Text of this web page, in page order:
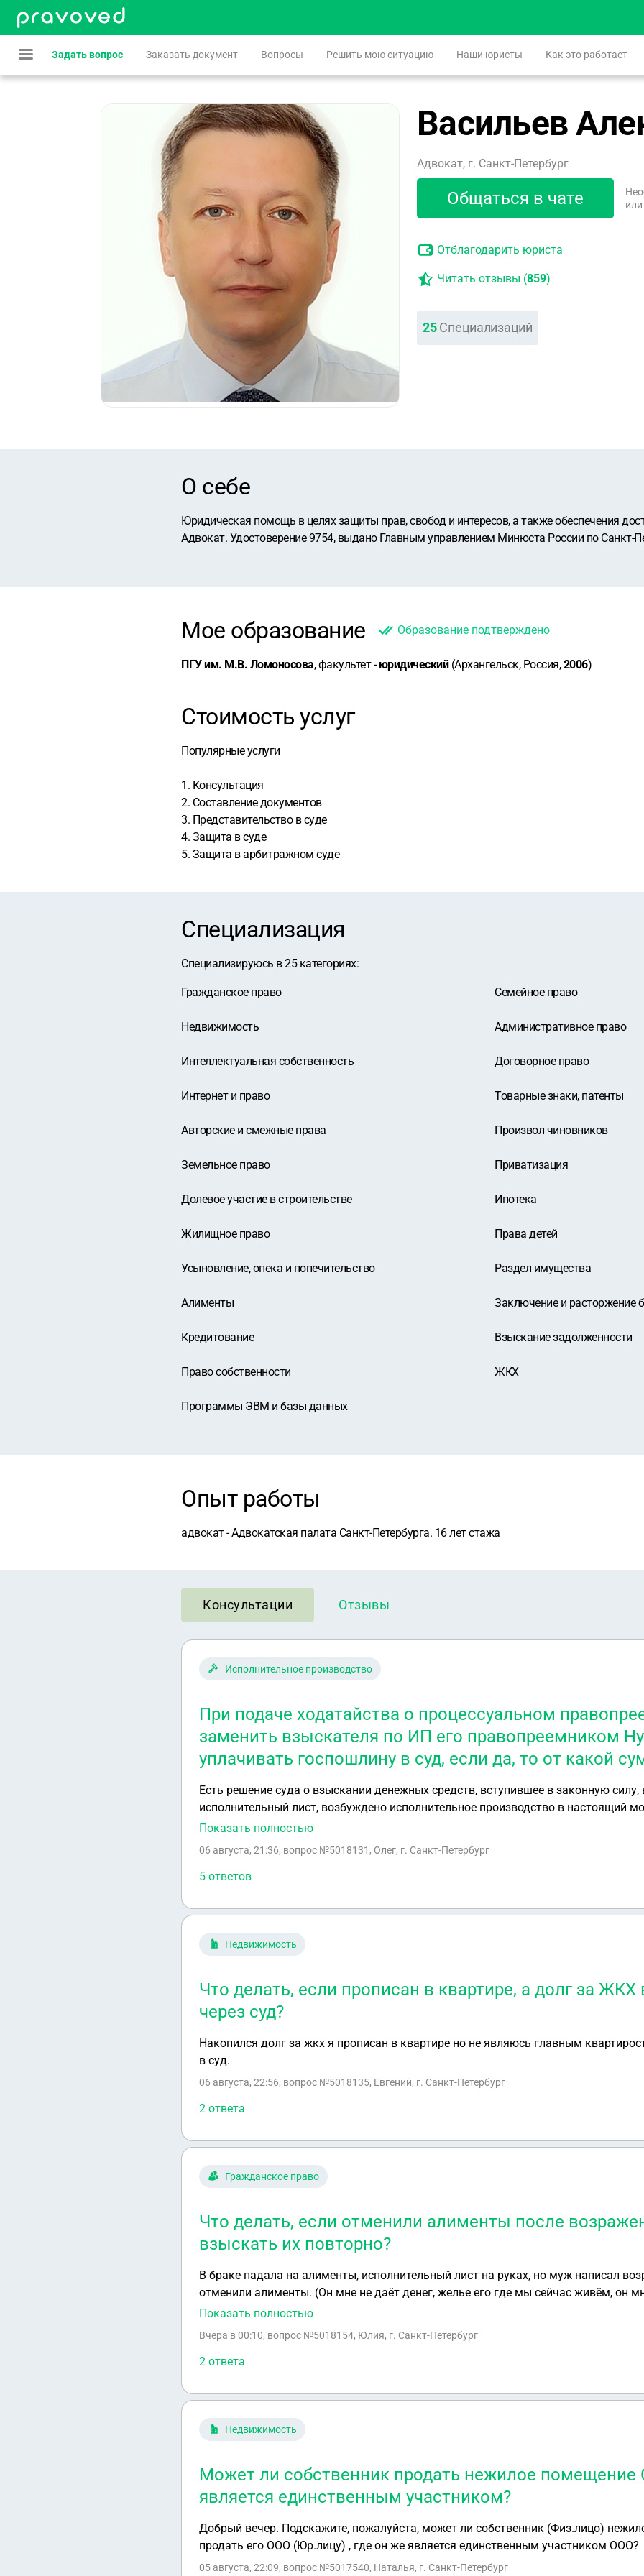
Задать вопрос Заказать документ Вопросы Решить мою ситуацию Наши юристы Как это работает
Васильев
Адвокат, г. Санкт-Петербург
Общаться в чате
Отблагодарить юриста
Читать отзывы (859)
25 Специализаций
О себе
Юридическая помощь в целях защиты прав, свобод и интересов, а также обеспечения
Адвокат. Удостоверение 9754, выдано Главным управлением Минюста России по Санкт-
Мое образование Образование подтверждено
ПГУ им. М.В. Ломоносова, факультет -юридический(Архангельск, Россия,2006)
Стоимость услуг
Популярные услуги
1. Консультация
2. Составление документов
3. Представительство в суде
4. Защита в суде
5. Защита в арбитражном суде
Специализация
Специализируюсь в25 категориях:
Гражданское право Семейное право
Недвижимость Административное право
Интеллектуальная собственность Договорное право
Интернет и право Товарные знаки, патенты
Авторские и смежные права Произвол чиновников
Земельное право Приватизация
Долевое участие в строительстве Ипотека
Жилищное право Права детей
Усыновление, опека и попечительство Раздел имущества
Алименты Заключение и расторжение
Кредитование Взыскание задолженности
Право собственности ЖКХ
Программы ЭВМ и базы данных
Опыт работы
адвокат - Адвокатская палата Санкт-Петербурга. 16 лет стажа
Консультации Отзывы
Исполнительное производство
При подаче ходатайства о процессуальном
заменить взыскателя по ИП его правопреемником
уплачивать госпошлину в суд, если да, то от какой
Есть решение суда о взыскании денежных средств, вступившее в законную
исполнительный лист, возбуждено исполнительное производство в настоящий
Между взыскателем и другим лицом заключён договор цессии(уступка прав
правопреемником Нужно ли уплачивать госпошлину в суд, если да, то от какой
Показать полностью
06 августа, 21:36, вопрос №5018131, Олег, г. Санкт-Петербург
5 ответов
Недвижимость
Что делать, если прописан в квартире, а долг за
через суд?
Накопился долг за жкх я прописан в квартире но не являюсь главным
в суд.
06 августа, 22:56, вопрос №5018135, Евгений, г. Санкт-Петербург
2 ответа
Гражданское право
Что делать, если отменили алименты после
взыскать их повторно?
В браке падала на алименты, исполнительный лист на руках, но муж написал
отменили алименты. (Он мне не даёт денег, желье его где мы сейчас живём, он
сьезжай, я на работе написала заявление на увольнение, отрабатываю, а после
ребёнка в садик, я без работы и алиментов),какие мои следующие шаги, я знаю,
районный суд, но нужны доказательства, что тратилась я, но у меня их нет. На
Показать полностью
Вчера в 00:10, вопрос №5018154, Юлия, г. Санкт-Петербург
2 ответа
Недвижимость
Может ли собственник продать нежилое помещение
является единственным участником?
Добрый вечер. Подскажите, пожалуйста, может ли собственник (Физ.лицо)
продать его ООО (Юр.лицу) , где он же является единственным участником ООО?
05 августа, 22:09, вопрос №5017540, Наталья, г. Санкт-Петербург